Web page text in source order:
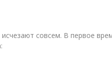
совсем. В первое